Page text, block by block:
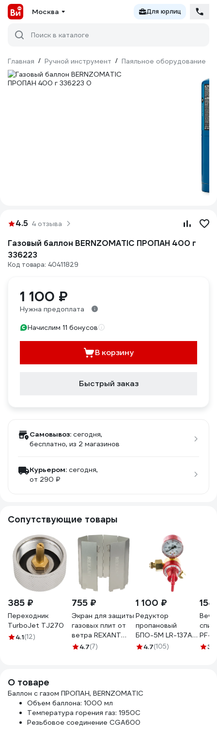
Москва Для юрлиц
Поиск в каталоге
Главная / Ручной инструмент / Паяльное оборудование
4.5 4 отзыва
Газовый баллон BERNZOMATIC ПРОПАН 400 г
336223
Код товара: 40411829
1 100 ₽
Нужна предоплата
Начислим 11 бонусов
В корзину
Быстрый заказ
Самовывоз: сегодня,
бесплатно, из 2 магазинов
Курьером: сегодня,
от 290 ₽
Сопутствующие товары
385 ₽
Переходник
TurboJet TJ270
4.1(12)
755 ₽
Экран для защиты
газовых плит от
ветра REXANT
Щит 12-4160
4.7(7)
1 100 ₽
Редуктор
пропановый
БПО-5М LR-137A
Сварог 94478
4.7(105)
PF-
3.3
О товаре
Баллон с газом ПРОПАН, BERNZOMATIC
Объем баллона: 1000 мл
Температура горения газ: 1950С
Резьбовое соединение CGA600